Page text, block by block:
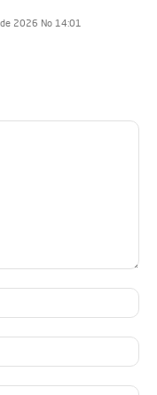
2026 No 14:01
E-